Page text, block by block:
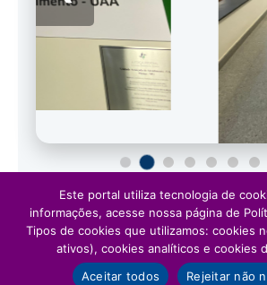
Este portal utiliza tecnologia de
informações, acesse nossa página de
Tipos de cookies que utilizamos: cookies
ativos), cookies analíticos e cookies
Aceitar todos
Rejeitar não